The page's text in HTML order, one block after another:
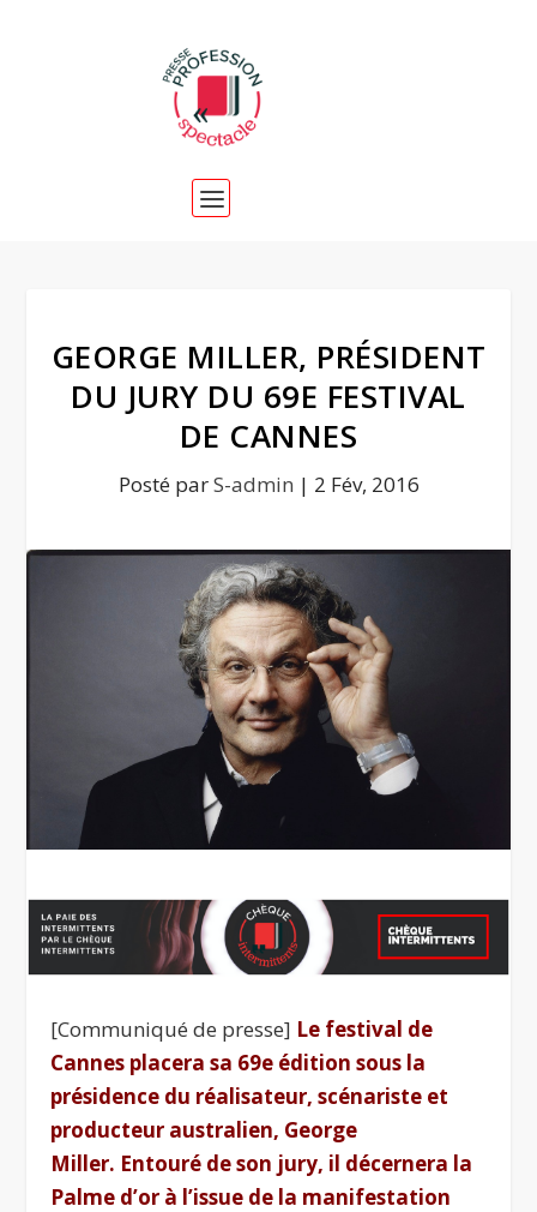
GEORGE MILLER, PRÉSIDENT
DU JURY DU 69E FESTIVAL
DE CANNES
Posté parS-admin | 2 Fév, 2016
[Communiqué de presse] Le festival de
Cannes placera sa 69e édition sous la
présidence du réalisateur, scénariste et
producteur australien, George
Miller. Entouré de son jury, il décernera la
Palme d’or à l’issue de la manifestation